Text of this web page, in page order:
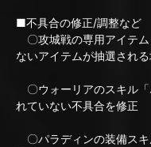
■不具合の修正/調整など
〇攻城戦の専用アイテ
ないアイテムが抽選され
〇ウォーリアのスキル「
れていない不具合を修正
〇パラディンの装備ス